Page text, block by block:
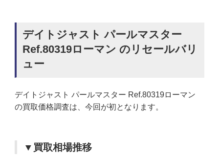
デイトジャスト パールマスター
Ref.80319ローマン のリセールバリ
ュー
デイトジャスト パールマスター Ref.80319ローマン
の買取価格調査は、今回が初となります。
▼買取相場推移